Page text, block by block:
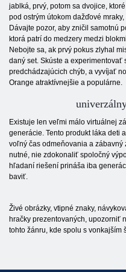
jablká, prvý, potom sa dvojice,
pod ostrým útokom dažďové
Dávajte pozor, aby zničil samotnú
ktorá patrí do medzery medzi blokmi.
Nebojte sa, ak prvý pokus zlyhal
daný set. Skúste a
predchádzajúcich chýb, a vyvíjať
Orange atraktívnejšie a populárne.
Existuje len veľmi málo virtuálnej
generácie. Tento produkt láka deti
voľný čas odmeňovania a
nutné, nie zdokonaliť spoločný
hľadaní riešení prináša iba
baviť.
Živé obrázky, vtipné znaky,
hračky prezentovaných, upozorniť
tohto žánru, kde spolu s vonkajším